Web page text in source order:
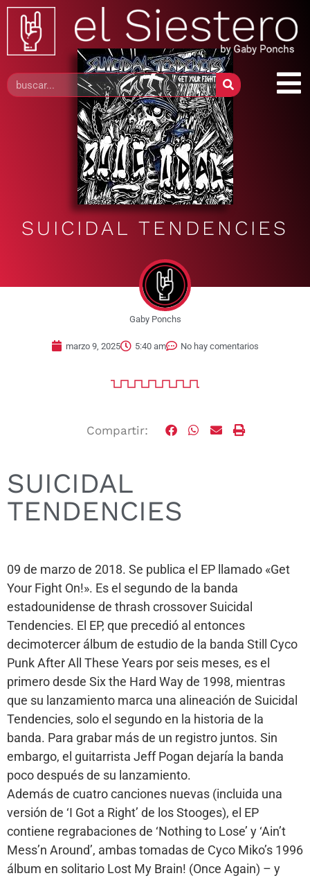
SUICIDAL TENDENCIES
Gaby Ponchs
marzo 9, 2025 5:40 am No hay comentarios
Compartir:
SUICIDAL
TENDENCIES
09 de marzo de 2018. Se publica el EP llamado «Get
Your Fight On!». Es el segundo de la banda
estadounidense de thrash crossover Suicidal
Tendencies. El EP, que precedió al entonces
decimotercer álbum de estudio de la banda Still Cyco
Punk After All These Years por seis meses, es el
primero desde Six the Hard Way de 1998, mientras
que su lanzamiento marca una alineación de Suicidal
Tendencies, solo el segundo en la historia de la
banda. Para grabar más de un registro juntos. Sin
embargo, el guitarrista Jeff Pogan dejaría la banda
poco después de su lanzamiento.
Además de cuatro canciones nuevas (incluida una
versión de ‘I Got a Right’ de los Stooges), el EP
contiene regrabaciones de ‘Nothing to Lose’ y ‘Ain’t
Mess’n Around’, ambas tomadas de Cyco Miko’s 1996
álbum en solitario Lost My Brain! (Once Again) – y